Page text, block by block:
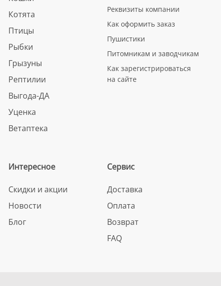
Котята
Птицы
Рыбки
Грызуны
Рептилии
Выгода-ДА
Уценка
Ветаптека
Реквизиты компании
Как оформить заказ
Пушистики
Питомникам и заводчикам
Как зарегистрироваться
на сайте
Интересное
Скидки и акции
Новости
Блог
Сервис
Доставка
Оплата
Возврат
FAQ